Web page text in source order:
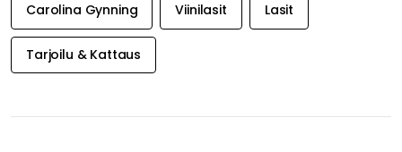
Carolina Gynning Viinilasit Lasit
Tarjoilu & Kattaus